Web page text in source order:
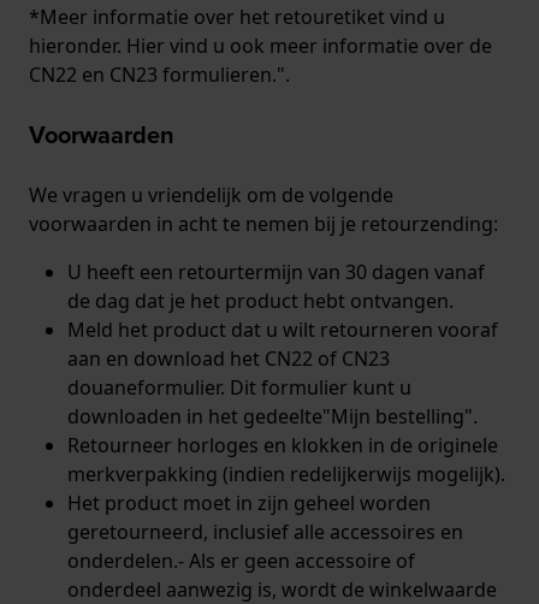
*Meer informatie over het retouretiket vind u
hieronder. Hier vind u ook meer informatie over de
CN22 en CN23 formulieren.".
Voorwaarden
We vragen u vriendelijk om de volgende
voorwaarden in acht te nemen bij je retourzending:
U heeft een retourtermijn van 30 dagen vanaf
de dag dat je het product hebt ontvangen.
Meld het product dat u wilt retourneren vooraf
aan en download het CN22 of CN23
douaneformulier. Dit formulier kunt u
downloaden in het gedeelte"Mijn bestelling".
Retourneer horloges en klokken in de originele
merkverpakking (indien redelijkerwijs mogelijk).
Het product moet in zijn geheel worden
geretourneerd, inclusief alle accessoires en
onderdelen.- Als er geen accessoire of
onderdeel aanwezig is, wordt de winkelwaarde